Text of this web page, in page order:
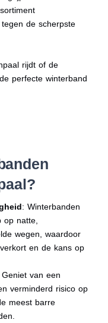
de scherpste
rijdt of de
perfecte winterband
: Winterbanden
op natte,
wegen, waardoor
en de kans op
Geniet van een
verminderd risico op
meest barre